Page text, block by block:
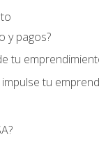
y pagos?
tu
tu